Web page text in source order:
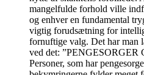
mangelfulde forhold ville
og enhver en fundamental
vigtig forudsætning for
fornuftige valg. Det har man
ved det:
Personer, som har